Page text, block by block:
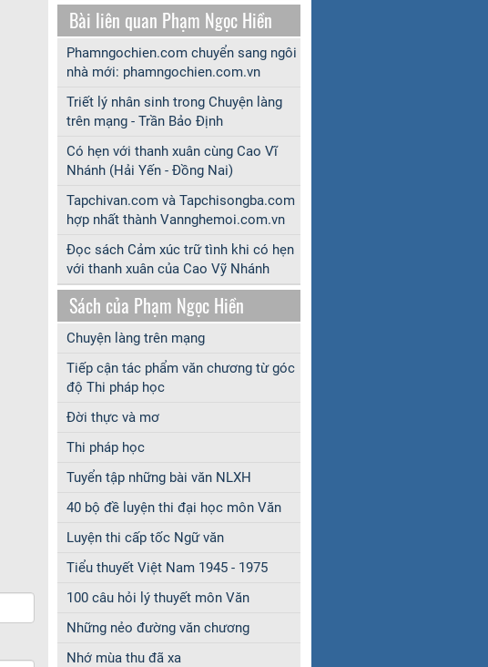
Bài liên quan Phạm Ngọc Hiền
Phamngochien.com chuyển sang ngôi
nhà mới: phamngochien.com.vn
Triết lý nhân sinh trong Chuyện làng
trên mạng - Trần Bảo Định
Có hẹn với thanh xuân cùng Cao Vĩ
Nhánh (Hải Yến - Đồng Nai)
Tapchivan.com và Tapchisongba.com
hợp nhất thành Vannghemoi.com.vn
Đọc sách Cảm xúc trữ tình khi có hẹn
với thanh xuân của Cao Vỹ Nhánh
Sách của Phạm Ngọc Hiền
Chuyện làng trên mạng
Tiếp cận tác phẩm văn chương từ góc
độ Thi pháp học
Đời thực và mơ
Thi pháp học
Tuyển tập những bài văn NLXH
40 bộ đề luyện thi đại học môn Văn
Luyện thi cấp tốc Ngữ văn
Tiểu thuyết Việt Nam 1945 - 1975
100 câu hỏi lý thuyết môn Văn
Những nẻo đường văn chương
Nhớ mùa thu đã xa